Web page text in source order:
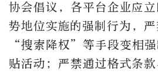
协会倡议，各平台企业应
势地位实施的强制行为，
“搜索降权”等手段变相
贴活动；严禁通过格式条